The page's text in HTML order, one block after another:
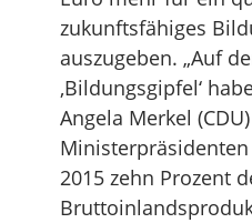
zukunftsfähiges
auszugeben. „Auf
‚Bildungsgipfel‘
Angela Merkel
2015 zehn Prozent